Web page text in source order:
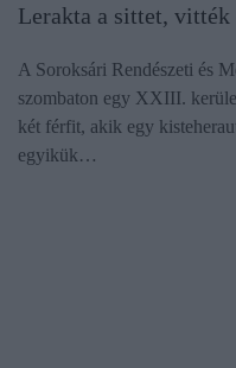
Lerakta a sittet, vitték
A Soroksári Rendészeti és
szombaton egy XXIII.
két férfit, akik egy
egyikük…